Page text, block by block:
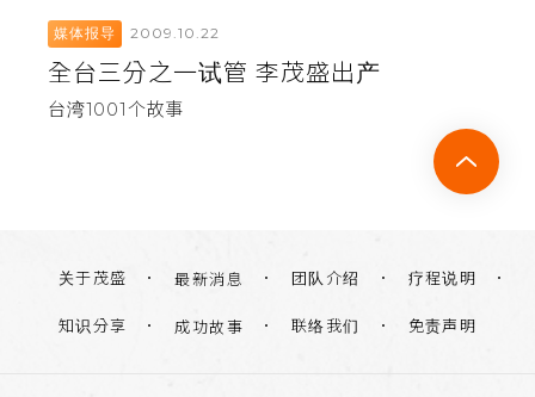
媒体报导 2009.10.22
全台三分之一试管 李茂盛出产
台湾1001个故事
关于茂盛 最新消息 团队介绍 疗程说明
知识分享 成功故事 联络我们 免责声明